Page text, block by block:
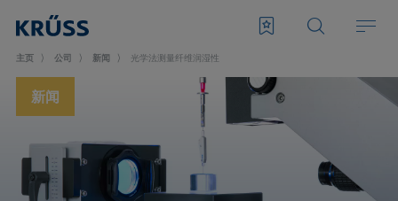
主页 公司 新闻 光学法测量纤维润湿性
新闻